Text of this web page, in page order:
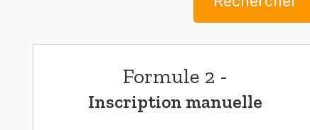
Formule 2 -
Inscription manuelle